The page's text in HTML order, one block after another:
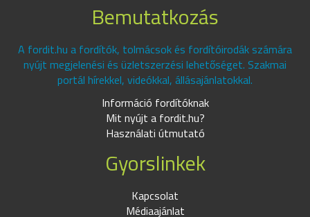
Bemutatkozás
A fordit.hu a fordítók, tolmácsok és fordítóirodák számára
nyújt megjelenési és üzletszerzési lehetőséget. Szakmai
portál hírekkel, videókkal, állásajánlatokkal.
Információ fordítóknak
Mit nyújt a fordit.hu?
Használati útmutató
Gyorslinkek
Kapcsolat
Médiaajánlat